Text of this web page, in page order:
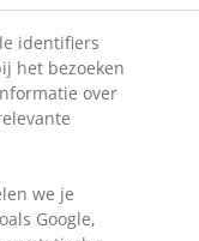
identifiers
het bezoeken
over
we je
Google,